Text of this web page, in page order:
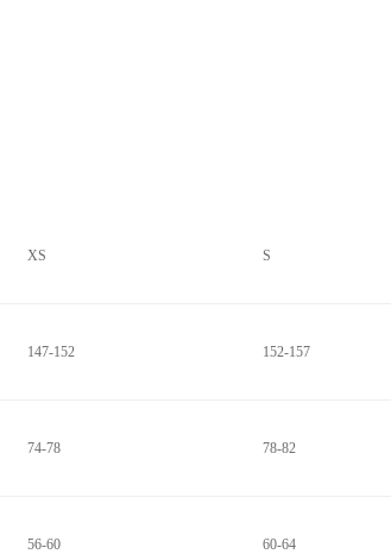
XS S
147-152 152-157
74-78 78-82
56-60 60-64